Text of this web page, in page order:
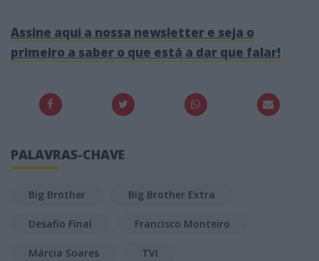
Assine aqui a nossa newsletter e seja o
primeiro a saber o que está a dar que falar!
PALAVRAS-CHAVE
Big Brother Big Brother Extra
Desafio Final Francisco Monteiro
Márcia Soares TVI